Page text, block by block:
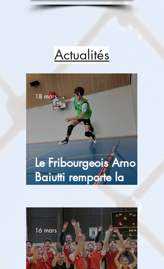
Le Fribourgeois Arno
Baiutti remporte la
European Silver Cup
avec les Val-de-Ruz
Flyers
18 mars
16 mars
Actualités